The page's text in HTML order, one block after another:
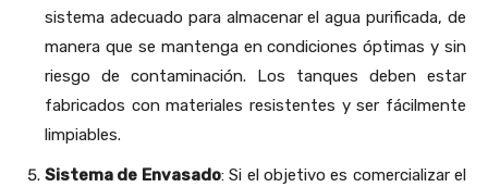
sistema adecuado para almacenar el agua purificada, de
manera que se mantenga en condiciones óptimas y sin
riesgo de contaminación. Los tanques deben estar
fabricados con materiales resistentes y ser fácilmente
limpiables.
Sistema de Envasado: Si el objetivo es comercializar el